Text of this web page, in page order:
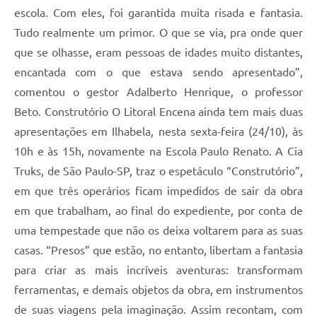
escola. Com eles, foi garantida muita risada e fantasia.
Tudo realmente um primor. O que se via, pra onde quer
que se olhasse, eram pessoas de idades muito distantes,
encantada com o que estava sendo apresentado”,
comentou o gestor Adalberto Henrique, o professor
Beto. Construtório O Litoral Encena ainda tem mais duas
apresentações em Ilhabela, nesta sexta-feira (24/10), às
10h e às 15h, novamente na Escola Paulo Renato. A Cia
Truks, de São Paulo-SP, traz o espetáculo “Construtório”,
em que três operários ficam impedidos de sair da obra
em que trabalham, ao final do expediente, por conta de
uma tempestade que não os deixa voltarem para as suas
casas. “Presos” que estão, no entanto, libertam a fantasia
para criar as mais incríveis aventuras: transformam
ferramentas, e demais objetos da obra, em instrumentos
de suas viagens pela imaginação. Assim recontam, com